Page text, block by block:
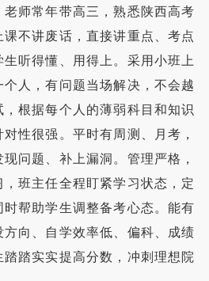
师常年带高三，熟悉陕西高考
不讲废话，直接讲重点、考点
听得懂、用得上。采用小班上
人，有问题当场解决，不会越
根据每个人的薄弱科目和知识
性很强。平时有周测、月考，
问题、补上漏洞。管理严格，
班主任全程盯紧学习状态，定
帮助学生调整备考心态。能有
向、自学效率低、偏科、成绩
踏实实提高分数，冲刺理想院